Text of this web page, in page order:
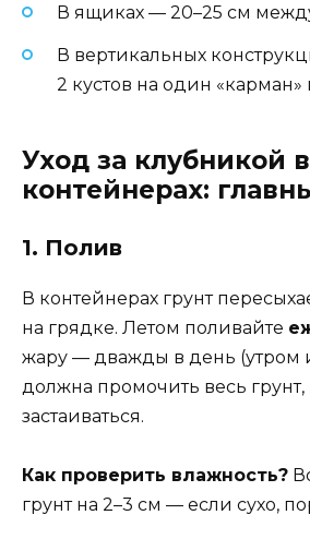
В ящиках — 20–25 см
В вертикальных
2 кустов на один «карман»
Уход за клубникой в
контейнерах:
1. Полив
В контейнерах грунт
на грядке. Летом поливайте
жару — дважды в день (утром
должна промочить весь грунт,
застаиваться.
Как проверить влажность?
грунт на 2–3 см — если сухо,